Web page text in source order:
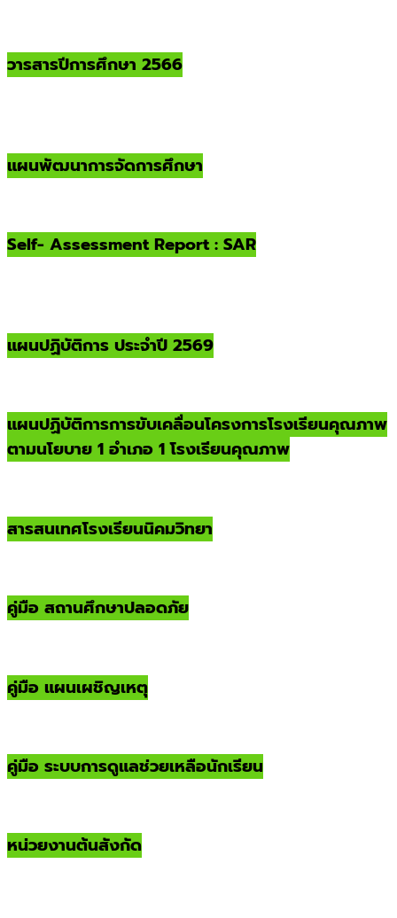
วารสารปีการศึกษา 2566
แผนพัฒนาการจัดการศึกษา
Self- Assessment Report : SAR
แผนปฏิบัติการ ประจำปี 2569
แผนปฏิบัติการการขับเคลื่อนโครงการโรงเรียนคุณภาพ
ตามนโยบาย 1 อำเภอ 1 โรงเรียนคุณภาพ
สารสนเทศโรงเรียนนิคมวิทยา
คู่มือ สถานศึกษาปลอดภัย
คู่มือ แผนเผชิญเหตุ
คู่มือ ระบบการดูแลช่วยเหลือนักเรียน
หน่วยงานต้นสังกัด